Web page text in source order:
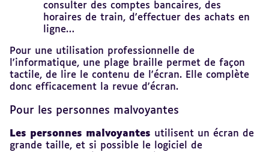
consulter des comptes bancaires, des
horaires de train, d'effectuer des achats en
ligne…
Pour une utilisation professionnelle de
l'informatique, une plage braille permet de façon
tactile, de lire le contenu de l'écran. Elle complète
donc efficacement la revue d'écran.
Pour les personnes malvoyantes
Les personnes malvoyantes utilisent un écran de
grande taille, et si possible le logiciel de